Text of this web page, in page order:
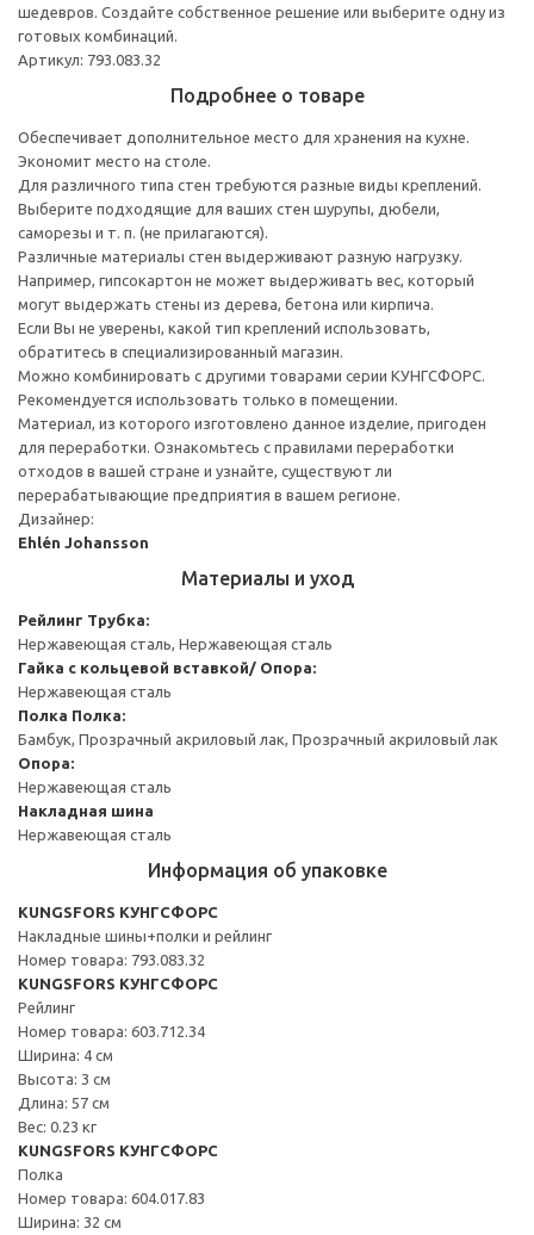
шедевров. Создайте собственное решение или выберите одну из
готовых комбинаций.
Артикул: 793.083.32
Подробнее о товаре
Обеспечивает дополнительное место для хранения на кухне.
Экономит место на столе.
Для различного типа стен требуются разные виды креплений.
Выберите подходящие для ваших стен шурупы, дюбели,
саморезы и т. п. (не прилагаются).
Различные материалы стен выдерживают разную нагрузку.
Например, гипсокартон не может выдерживать вес, который
могут выдержать стены из дерева, бетона или кирпича.
Если Вы не уверены, какой тип креплений использовать,
обратитесь в специализированный магазин.
Можно комбинировать с другими товарами серии КУНГСФОРС.
Рекомендуется использовать только в помещении.
Материал, из которого изготовлено данное изделие, пригоден
для переработки. Ознакомьтесь с правилами переработки
отходов в вашей стране и узнайте, существуют ли
перерабатывающие предприятия в вашем регионе.
Дизайнер:
Ehlén Johansson
Материалы и уход
Рейлинг Трубка:
Нержавеющая сталь, Нержавеющая сталь
Гайка с кольцевой вставкой/ Опора:
Нержавеющая сталь
Полка Полка:
Бамбук, Прозрачный акриловый лак, Прозрачный акриловый лак
Опора:
Нержавеющая сталь
Накладная шина
Нержавеющая сталь
Информация об упаковке
KUNGSFORS КУНГСФОРС
Накладные шины+полки и рейлинг
Номер товара: 793.083.32
KUNGSFORS КУНГСФОРС
Рейлинг
Номер товара: 603.712.34
Ширина: 4 см
Высота: 3 см
Длина: 57 см
Вес: 0.23 кг
KUNGSFORS КУНГСФОРС
Полка
Номер товара: 604.017.83
Ширина: 32 см